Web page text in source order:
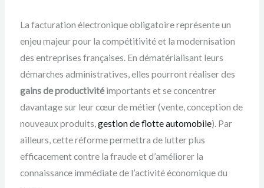
La facturation électronique obligatoire représente un
enjeu majeur pour la compétitivité et la modernisation
des entreprises françaises. En dématérialisant leurs
démarches administratives, elles pourront réaliser des
gains de productivitéimportants et se concentrer
davantage sur leur cœur de métier (vente, conception de
nouveaux produits,gestion de flotte automobile). Par
ailleurs, cette réforme permettra de lutter plus
efficacement contre la fraude et d’améliorer la
connaissance immédiate de l’activité économique du